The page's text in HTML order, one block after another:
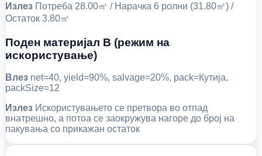
Излез Потреба 28.00㎡ / Нарачка 6 ролни (31.80㎡) /
Остаток 3.80㎡
Поден материјал B (режим на
искористување)
Влез net=40, yield=90%, salvage=20%, pack=Кутија,
packSize=12
Излез Искористувањето се претвора во отпад
внатрешно, а потоа се заокружува нагоре до број на
пакувања со прикажан остаток